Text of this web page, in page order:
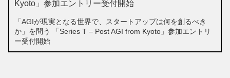
「AGIが現実となる世界で、スタートアップは何を創るべき
か」を問う 「Series T – Post AGI from Kyoto」参加エントリ
ー受付開始